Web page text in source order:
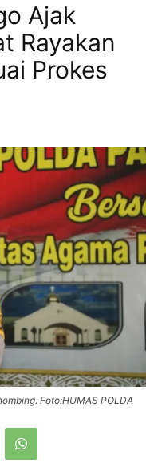
Ajak
Rayakan
Prokes
Foto:HUMAS POLDA